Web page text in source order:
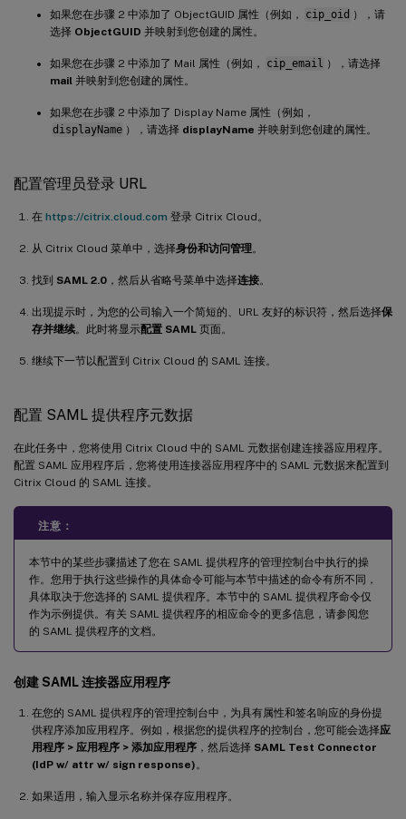
如果您在步骤 2 中添加了 ObjectGUID 属性（例如， cip_oid ），请
选择 ObjectGUID 并映射到您创建的属性。
如果您在步骤 2 中添加了 Mail 属性（例如， cip_email
），请选择
mail 并映射到您创建的属性。
如果您在步骤 2 中添加了 Display Name 属性（例如，
displayName ），请选择 displayName 并映射到您创建的属性。
配置管理员登录 URL
在 https://citrix.cloud.com 登录 Citrix Cloud。
从 Citrix Cloud 菜单中，选择身份和访问管理。
找到 SAML 2.0 ，然后从省略号菜单中选择连接。
出现提示时，为您的公司输入一个简短的、URL 友好的标识符，然后选择保
存并继续。此时将显示配置 SAML 页面。
继续下一节以配置到 Citrix Cloud 的 SAML 连接。
配置 SAML 提供程序元数据
在此任务中，您将使用 Citrix Cloud 中的 SAML 元数据创建连接器应用程序。
配置 SAML 应用程序后，您将使用连接器应用程序中的 SAML 元数据来配置到
Citrix Cloud 的 SAML 连接。
注意：
本节中的某些步骤描述了您在 SAML 提供程序的管理控制台中执行的操
作。您用于执行这些操作的具体命令可能与本节中描述的命令有所不同，
具体取决于您选择的 SAML 提供程序。本节中的 SAML 提供程序命令仅
作为示例提供。有关 SAML 提供程序的相应命令的更多信息，请参阅您
的 SAML 提供程序的文档。
创建 SAML 连接器应用程序
在您的 SAML 提供程序的管理控制台中，为具有属性和签名响应的身份提
供程序添加应用程序。例如，根据您的提供程序的控制台，您可能会选择应
用程序 > 应用程序 > 添加应用程序 ，然后选择 SAML Test Connector
(IdP w/ attr w/ sign response) 。
如果适用，输入显示名称并保存应用程序。